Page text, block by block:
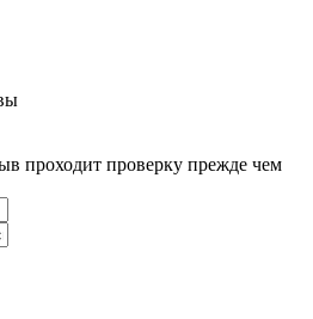
проходит проверку прежде чем